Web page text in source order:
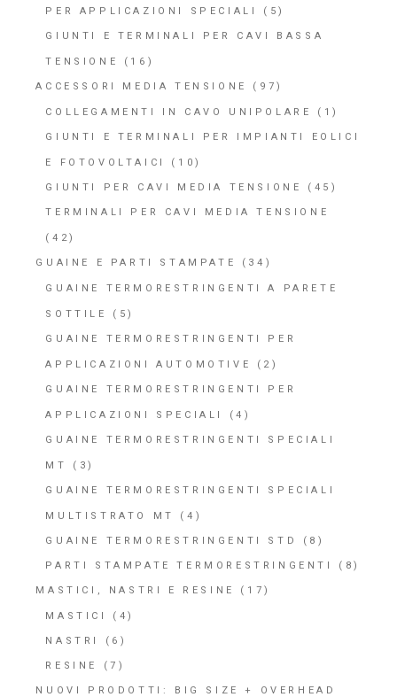
PER APPLICAZIONI SPECIALI (5)
GIUNTI E TERMINALI PER CAVI BASSA
TENSIONE (16)
ACCESSORI MEDIA TENSIONE (97)
COLLEGAMENTI IN CAVO UNIPOLARE (1)
GIUNTI E TERMINALI PER IMPIANTI EOLICI
E FOTOVOLTAICI (10)
GIUNTI PER CAVI MEDIA TENSIONE (45)
TERMINALI PER CAVI MEDIA TENSIONE
(42)
GUAINE E PARTI STAMPATE (34)
GUAINE TERMORESTRINGENTI A PARETE
SOTTILE (5)
GUAINE TERMORESTRINGENTI PER
APPLICAZIONI AUTOMOTIVE (2)
GUAINE TERMORESTRINGENTI PER
APPLICAZIONI SPECIALI (4)
GUAINE TERMORESTRINGENTI SPECIALI
MT (3)
GUAINE TERMORESTRINGENTI SPECIALI
MULTISTRATO MT (4)
GUAINE TERMORESTRINGENTI STD (8)
PARTI STAMPATE TERMORESTRINGENTI (8)
MASTICI, NASTRI E RESINE (17)
MASTICI (4)
NASTRI (6)
RESINE (7)
NUOVI PRODOTTI: BIG SIZE + OVERHEAD